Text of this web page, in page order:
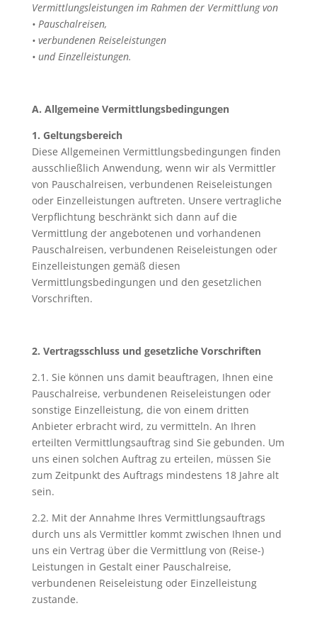
Vermittlungsleistungen im Rahmen der Vermittlung von
• Pauschalreisen,
• verbundenen Reiseleistungen
• und Einzelleistungen.
A. Allgemeine Vermittlungsbedingungen
1. Geltungsbereich
Diese Allgemeinen Vermittlungsbedingungen finden
ausschließlich Anwendung, wenn wir als Vermittler
von Pauschalreisen, verbundenen Reiseleistungen
oder Einzelleistungen auftreten. Unsere vertragliche
Verpflichtung beschränkt sich dann auf die
Vermittlung der angebotenen und vorhandenen
Pauschalreisen, verbundenen Reiseleistungen oder
Einzelleistungen gemäß diesen
Vermittlungsbedingungen und den gesetzlichen
Vorschriften.
2. Vertragsschluss und gesetzliche Vorschriften
2.1. Sie können uns damit beauftragen, Ihnen eine
Pauschalreise, verbundenen Reiseleistungen oder
sonstige Einzelleistung, die von einem dritten
Anbieter erbracht wird, zu vermitteln. An Ihren
erteilten Vermittlungsauftrag sind Sie gebunden. Um
uns einen solchen Auftrag zu erteilen, müssen Sie
zum Zeitpunkt des Auftrags mindestens 18 Jahre alt
sein.
2.2. Mit der Annahme Ihres Vermittlungsauftrags
durch uns als Vermittler kommt zwischen Ihnen und
uns ein Vertrag über die Vermittlung von (Reise-)
Leistungen in Gestalt einer Pauschalreise,
verbundenen Reiseleistung oder Einzelleistung
zustande.